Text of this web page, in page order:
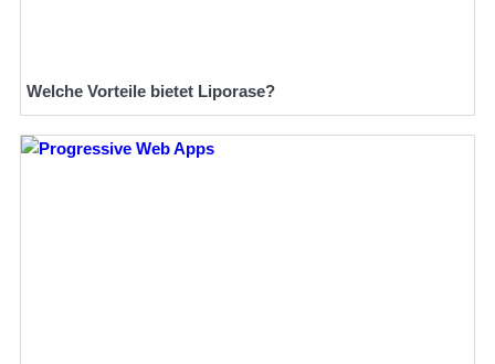
Welche Vorteile bietet Liporase?